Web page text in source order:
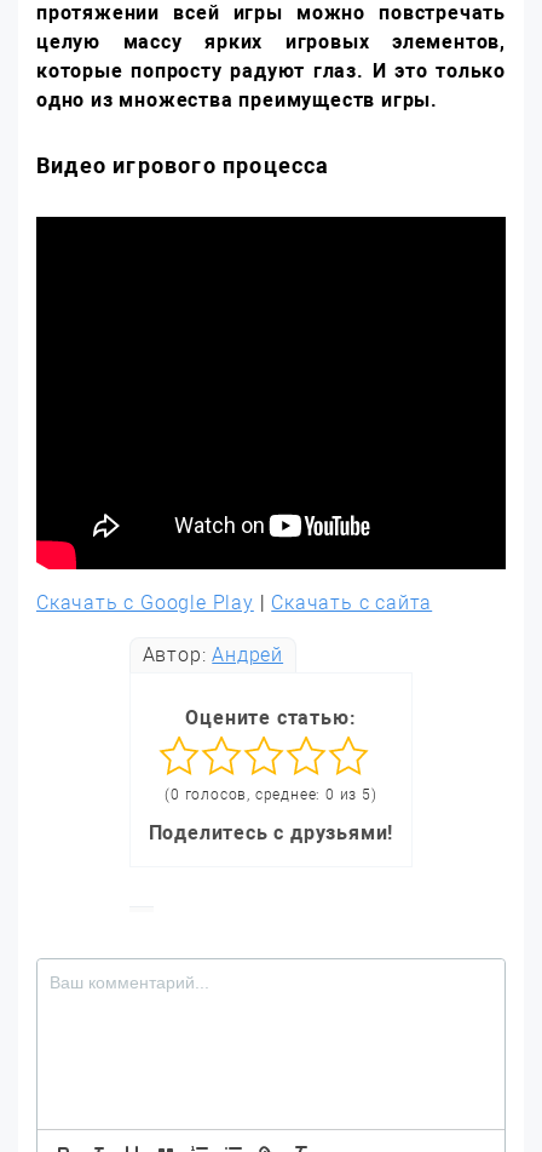
протяжении всей игры можно повстречать
целую массу ярких игровых элементов,
которые попросту радуют глаз. И это только
одно из множества преимуществ игры.
Видео игрового процесса
Скачать с Google Play | Скачать с сайта
Автор:Андрей
Оцените статью:
(0 голосов, среднее: 0 из 5)
Поделитесь с друзьями!